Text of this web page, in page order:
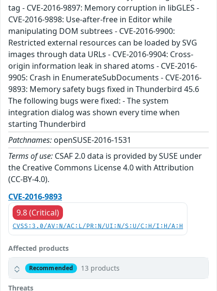
tag - CVE-2016-9897: Memory corruption in libGLES -
CVE-2016-9898: Use-after-free in Editor while
manipulating DOM subtrees - CVE-2016-9900:
Restricted external resources can be loaded by SVG
images through data URLs - CVE-2016-9904: Cross-
origin information leak in shared atoms - CVE-2016-
9905: Crash in EnumerateSubDocuments - CVE-2016-
9893: Memory safety bugs fixed in Thunderbird 45.6
The following bugs were fixed: - The system
integration dialog was shown every time when
starting Thunderbird
Patchnames: openSUSE-2016-1531
Terms of use: CSAF 2.0 data is provided by SUSE under
the Creative Commons License 4.0 with Attribution
(CC-BY-4.0).
CVE-2016-9893
9.8 (Critical)
CVSS:3.0/AV:N/AC:L/PR:N/UI:N/S:U/C:H/I:H/A:H
Affected products
Recommended 13 products
Threats